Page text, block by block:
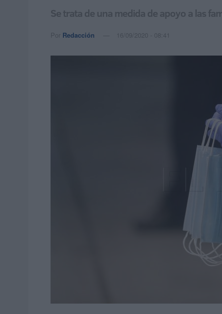
Se trata de una medida de apoyo a las
Por Redacción 16/09/2020 - 08:41